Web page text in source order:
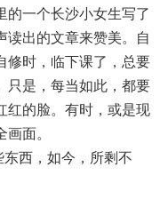
的一个长沙小女生写了
读出的文章来赞美。自
修时，临下课了，总要
只是，每当如此，都要
红的脸。有时，或是现
面。
西，如今，所剩不